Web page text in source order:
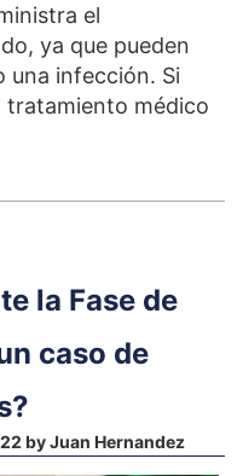
el
ya que pueden
una infección. Si
tratamiento médico
la Fase de
caso de
byJuan Hernandez